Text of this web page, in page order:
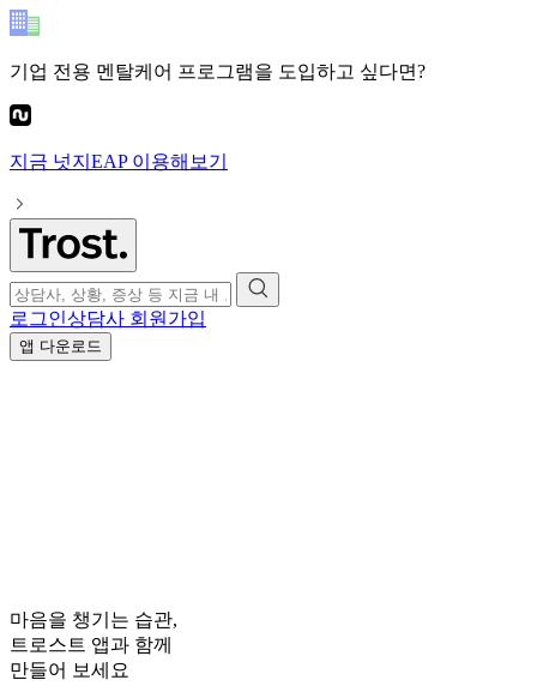
기업 전용 멘탈케어 프로그램을 도입하고 싶다면?
지금 넛지EAP이용해보기
로그인상담사 회원가입
앱 다운로드
마음을 챙기는 습관,
트로스트 앱과 함께
만들어 보세요